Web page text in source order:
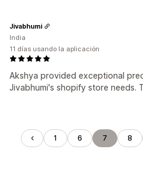
Akshya provided exceptional
Jivabhumi's shopify store needs.
Jivabhumi
India
11 días usando la aplicación
1 6 7 8